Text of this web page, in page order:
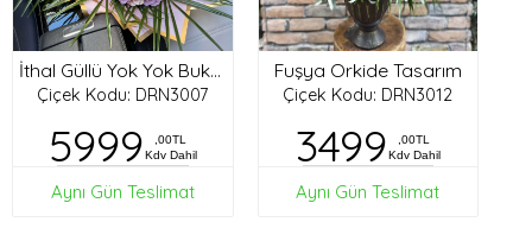
İthal Güllü Yok Yok Buket
Çiçek Kodu: DRN3007
5999
,00TL
Kdv Dahil
Aynı Gün Teslimat
Fuşya Orkide Tasarım
Çiçek Kodu: DRN3012
3499
,00TL
Kdv Dahil
Aynı Gün Teslimat